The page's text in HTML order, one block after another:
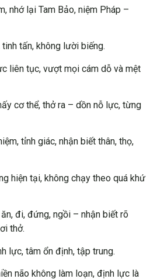
nhớ lại Tam Bảo, niệm Pháp –
tấn, không lười biếng.
liên tục, vượt mọi cám dỗ và mệt
cơ thể, thở ra – dồn nỗ lực, từng
tỉnh giác, nhận biết thân, thọ,
hiện tại, không chạy theo quá khứ
ăn, đi, đứng, ngồi – nhận biết rõ
thở.
lực, tâm ổn định, tập trung.
não không làm loạn, định lực là